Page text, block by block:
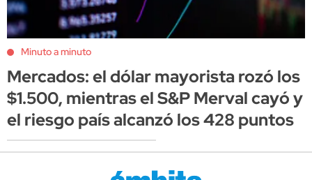
Minuto a minuto
Mercados: el dólar mayorista rozó los
$1.500, mientras el S&P Merval cayó y
el riesgo país alcanzó los 428 puntos